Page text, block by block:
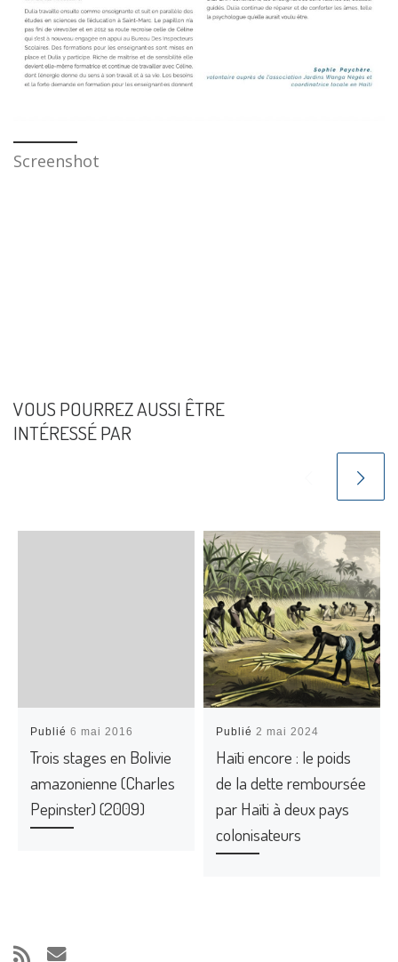
Screenshot
VOUS POURREZ AUSSI ÊTRE
INTÉRESSÉ PAR
Publié6 mai 2016
Trois stages en Bolivie
amazonienne (Charles
Pepinster) (2009)
Publié2 mai 2024
Haïti encore : le poids
de la dette remboursée
par Haïti à deux pays
colonisateurs